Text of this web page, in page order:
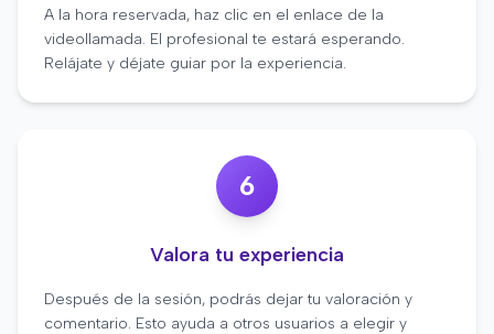
A la hora reservada, haz clic en el enlace de la
videollamada. El profesional te estará esperando.
Relájate y déjate guiar por la experiencia.
6
Valora tu experiencia
Después de la sesión, podrás dejar tu valoración y
comentario. Esto ayuda a otros usuarios a elegir y